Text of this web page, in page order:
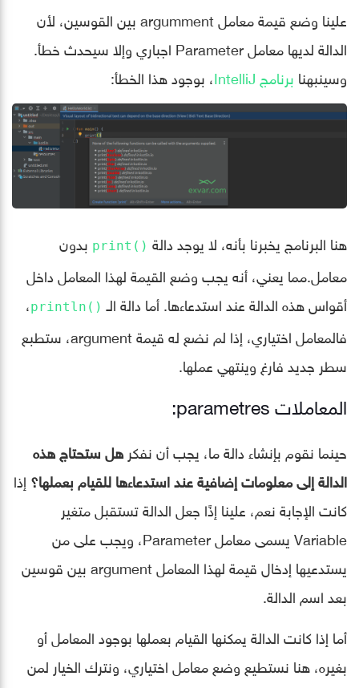
علينا وضع قيمة معامل argumment بين القوسين، لأن
الدالة لديها معامل Parameter اجباري وإلا سيحدث خطأ.
وسينبهنا برنامج IntelliJ ، بوجود هذا الخطأ:
هنا البرنامج يخبرنا بأنه، لا يوجد دالة ()print
بدون
معامل.مما يعني، أنه يجب وضع القيمة لهذا المعامل داخل
أقواس هذه الدالة عند استدعاءها. أما دالة الـ ()println
،
فالمعامل اختياري، إذا لم نضع له قيمة argument، ستطبع
سطر جديد فارغ وينتهي عملها.
المعاملات parametres:
حينما نقوم بإنشاء دالة ما، يجب أن نفكر هل ستحتاج هذه
الدالة إلى معلومات إضافية عند استدعاءها للقيام بعملها؟ إذا
كانت الإجابة نعم، علينا إذًا جعل الدالة تستقبل متغير
Variable يسمى معامل Parameter، ويجب على من
يستدعيها إدخال قيمة لهذا المعامل argument بين قوسين
بعد اسم الدالة.
أما إذا كانت الدالة يمكنها القيام بعملها بوجود المعامل أو
بغيره، هنا نستطيع وضع معامل اختياري، ونترك الخيار لمن